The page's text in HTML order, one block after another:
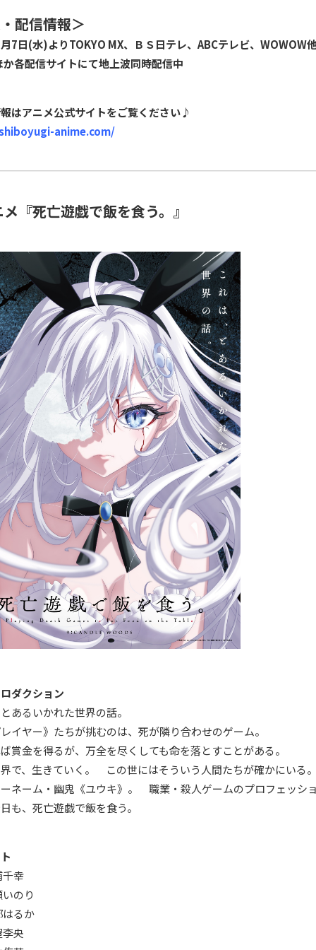
配信情報＞
7日(水)よりTOKYO MX、ＢＳ日テレ、ABCテレビ、WOWOW
各配信サイトにて地上波同時配信中
はアニメ公式サイトをご覧ください♪
anime.com/
『死亡遊戯で飯を食う。』
ダクション
あるいかれた世界の話。
イヤー》たちが挑むのは、死が隣り合わせのゲーム。
賞金を得るが、万全を尽くしても命を落とすことがある。
で、生きていく。 この世にはそういう人間たちが確かにいる。
ネーム・幽鬼《ユウキ》。 職業・殺人ゲームのプロフェッショ
も、死亡遊戯で飯を食う。
千幸
のり
るか
央